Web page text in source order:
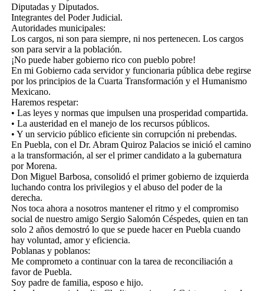
Diputadas y Diputados.
Integrantes del Poder Judicial.
Autoridades municipales:
Los cargos, ni son para siempre, ni nos pertenecen. Los cargos
son para servir a la población.
¡No puede haber gobierno rico con pueblo pobre!
En mi Gobierno cada servidor y funcionaria pública debe regirse
por los principios de la Cuarta Transformación y el Humanismo
Mexicano.
Haremos respetar:
• Las leyes y normas que impulsen una prosperidad compartida.
• La austeridad en el manejo de los recursos públicos.
• Y un servicio público eficiente sin corrupción ni prebendas.
En Puebla, con el Dr. Abram Quiroz Palacios se inició el camino
a la transformación, al ser el primer candidato a la gubernatura
por Morena.
Don Miguel Barbosa, consolidó el primer gobierno de izquierda
luchando contra los privilegios y el abuso del poder de la
derecha.
Nos toca ahora a nosotros mantener el ritmo y el compromiso
social de nuestro amigo Sergio Salomón Céspedes, quien en tan
solo 2 años demostró lo que se puede hacer en Puebla cuando
hay voluntad, amor y eficiencia.
Poblanas y poblanos:
Me comprometo a continuar con la tarea de reconciliación a
favor de Puebla.
Soy padre de familia, esposo e hijo.